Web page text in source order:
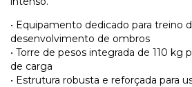
• Equipamento dedicado para treino
desenvolvimento de ombros
• Torre de pesos integrada de 110 kg
de carga
• Estrutura robusta e reforçada para